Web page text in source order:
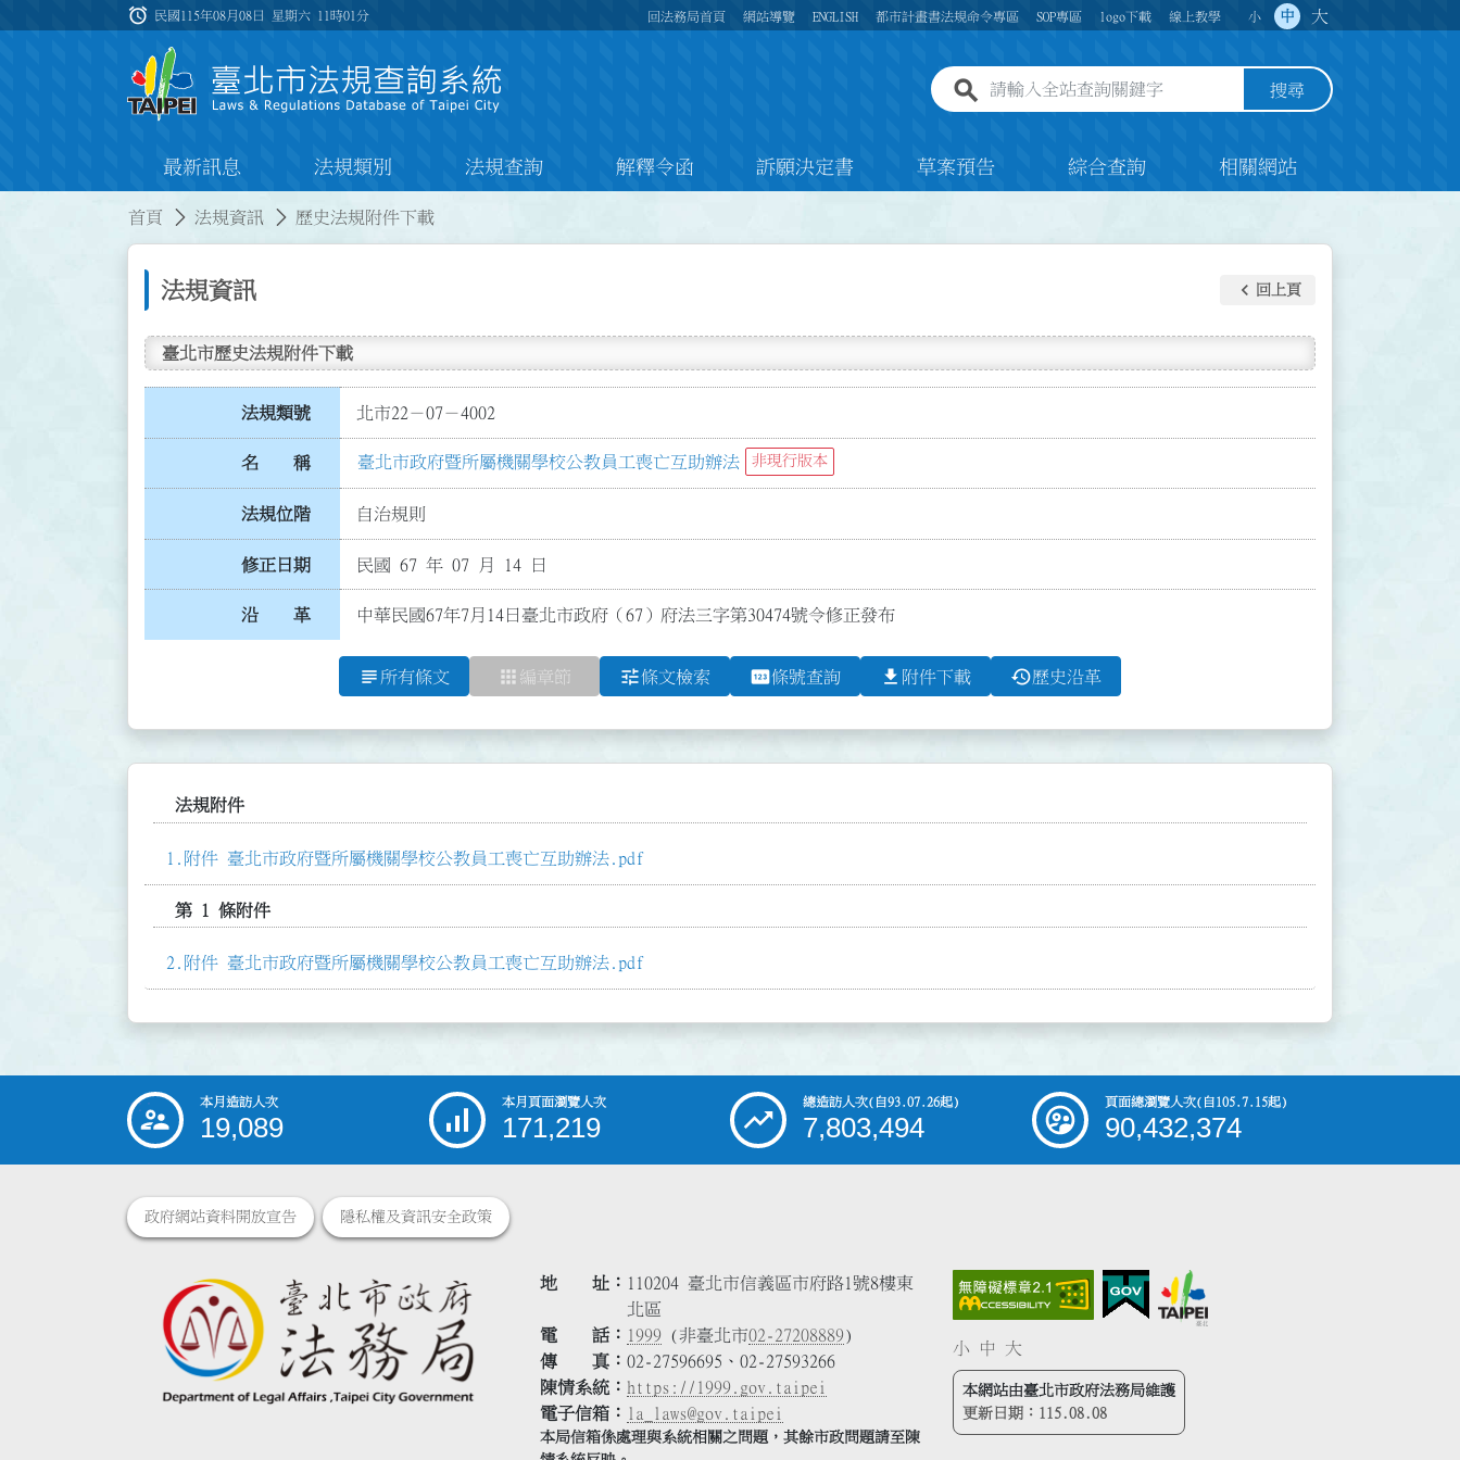
:::
alarm 民國115年08月08日 星期六 11時01分 回法務局首頁 網站導覽 ENGLISH 都市計畫書法規命令專區 SOP專區 logo下載 線上教學 小 中 大
全站查詢關鍵字欄位 搜尋
最新訊息 法規類別 法規查詢 解釋令函 訴願決定書 草案預告 綜合查詢 相關網站
首頁 法規資訊 歷史法規附件下載
法規資訊 keyboard_arrow_left 回上頁
臺北市歷史法規附件下載
法規類號 北市22－07－4002
名 稱 臺北市政府暨所屬機關學校公教員工喪亡互助辦法 非現行版本
法規位階 自治規則
修正日期 民國 67 年 07 月 14 日
沿 革 中華民國67年7月14日臺北市政府（67）府法三字第30474號令修正發布
subject 所有條文 apps 編章節 tune條文檢索 pin條號查詢 file_download 附件下載 history歷史沿革
法規附件
附件 臺北市政府暨所屬機關學校公教員工喪亡互助辦法.pdf
第 1 條附件
附件 臺北市政府暨所屬機關學校公教員工喪亡互助辦法.pdf
::: 本月造訪人次
19,089
本月頁面瀏覽人次
171,219
總造訪人次(自93.07.26起)
7,803,494
頁面總瀏覽人次(自105.7.15起)
90,432,374
政府網站資料開放宣告 隱私權及資訊安全政策
地 址
110204 臺北市信義區市府路1號8樓東
北區
電 話
1999 (非臺北市02-27208889)
傳 真
02-27596695、02-27593266
陳情系統
https://1999.gov.taipei
電子信箱
la_laws@gov.taipei
本局信箱係處理與系統相關之問題，其餘市政問題請至陳
小 中 大
本網站由臺北市政府法務局維護
更新日期： 115.08.08